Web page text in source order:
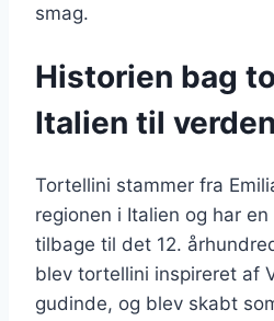
smag.
Historien bag
Italien til verden
Tortellini stammer fra
regionen i Italien og har
tilbage til det 12.
blev tortellini inspireret af
gudinde, og blev skabt